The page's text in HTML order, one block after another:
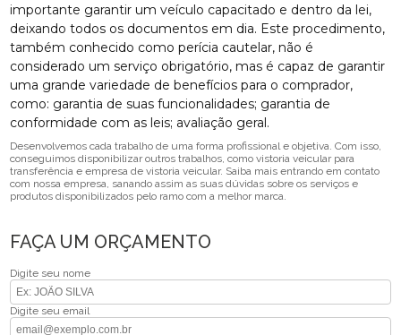
importante garantir um veículo capacitado e dentro da lei,
deixando todos os documentos em dia. Este procedimento,
também conhecido como perícia cautelar, não é
considerado um serviço obrigatório, mas é capaz de garantir
uma grande variedade de benefícios para o comprador,
como: garantia de suas funcionalidades; garantia de
conformidade com as leis; avaliação geral.
Desenvolvemos cada trabalho de uma forma profissional e objetiva. Com isso,
conseguimos disponibilizar outros trabalhos, como vistoria veicular para
transferência e empresa de vistoria veicular. Saiba mais entrando em contato
com nossa empresa, sanando assim as suas dúvidas sobre os serviços e
produtos disponibilizados pelo ramo com a melhor marca.
FAÇA UM ORÇAMENTO
Digite seu nome
Digite seu email